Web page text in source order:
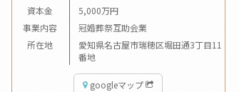
資本金
5,000万円
事業内容
冠婚葬祭互助会業
所在地
愛知県名古屋市瑞穂区堀田通3丁目11
番地
googleマップ